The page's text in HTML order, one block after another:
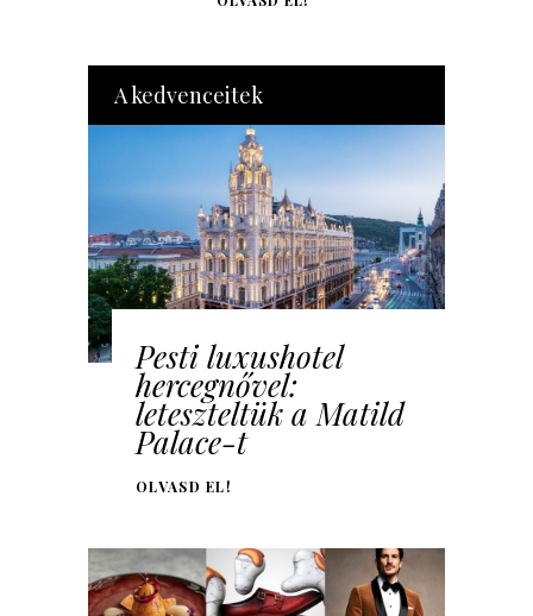
A kedvenceitek
Pesti luxushotel
hercegnővel:
leteszteltük a Matild
Palace-t
OLVASD EL!